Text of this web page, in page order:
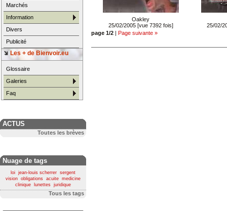
Marchés
Information
Divers
Publicité
Les + de Bienvoir.eu
Glossaire
Galeries
Faq
ACTUS
Toutes les brèves
Nuage de tags
loi jean-louis scherrer
sergent
vision
obligations acuite
medicine
clinique
lunettes juridique
Tous les tags
Oakley
25/02/2005 [vue 7392 fois]
25/02/
page 1/2 | Page suivante »